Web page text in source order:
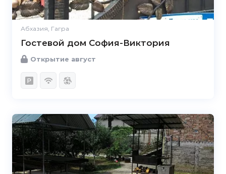
Абхазия, Гагра
Гостевой дом София-Виктория
Открытие август